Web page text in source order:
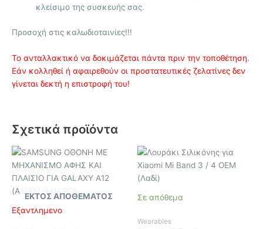
κλείσιμο της συσκευής σας.
Προσοχή στις καλωδιοταινίες!!!
Το ανταλλακτικό να δοκιμάζεται πάντα πριν την τοποθέτηση.
Εάν κολληθεί ή αφαιρεθούν οι προστατευτικές ζελατίνες δεν
γίνεται δεκτή η επιστροφή του!
Σχετικά προϊόντα
ΕΚΤΌΣ ΑΠΟΘΈΜΑΤΟΣ
Εξαντλημένο
Σε απόθεμα
Wearables